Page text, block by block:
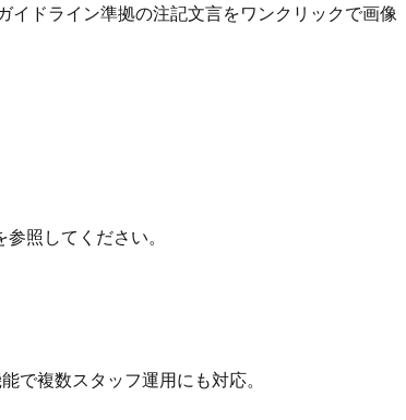
ドライン準拠の注記文言をワンクリックで画像
参照してください。
で複数スタッフ運用にも対応。